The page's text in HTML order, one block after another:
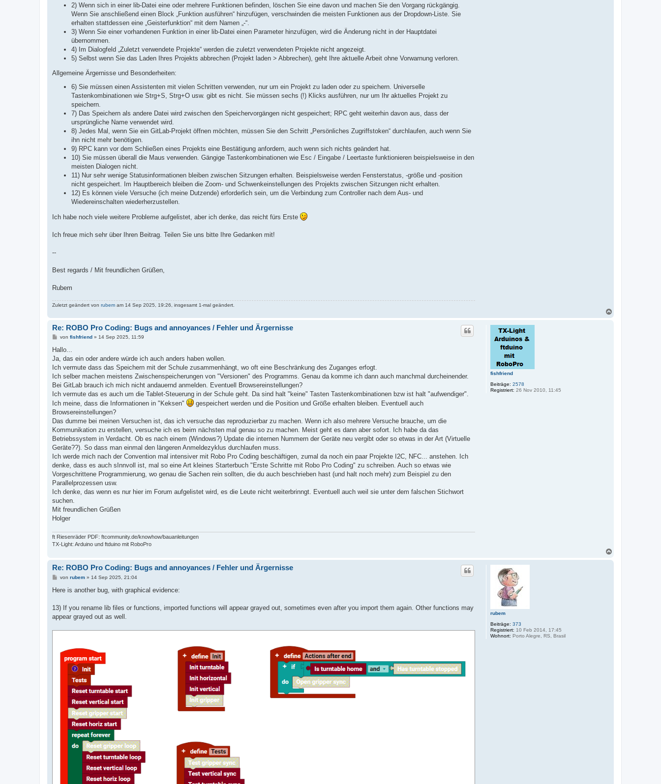
2) Wenn sich in einer lib-Datei eine oder mehrere Funktionen befinden, löschen Sie eine davon und machen Sie den Vorgang rückgängig.
Wenn Sie anschließend einen Block „Funktion ausführen“ hinzufügen, verschwinden die meisten Funktionen aus der Dropdown-Liste. Sie
erhalten stattdessen eine „Geisterfunktion“ mit dem Namen „-“.
3) Wenn Sie einer vorhandenen Funktion in einer lib-Datei einen Parameter hinzufügen, wird die Änderung nicht in der Hauptdatei
übernommen.
4) Im Dialogfeld „Zuletzt verwendete Projekte“ werden die zuletzt verwendeten Projekte nicht angezeigt.
5) Selbst wenn Sie das Laden Ihres Projekts abbrechen (Projekt laden > Abbrechen), geht Ihre aktuelle Arbeit ohne Vorwarnung verloren.
Allgemeine Ärgernisse und Besonderheiten:
6) Sie müssen einen Assistenten mit vielen Schritten verwenden, nur um ein Projekt zu laden oder zu speichern. Universelle
Tastenkombinationen wie Strg+S, Strg+O usw. gibt es nicht. Sie müssen sechs (!) Klicks ausführen, nur um Ihr aktuelles Projekt zu
speichern.
7) Das Speichern als andere Datei wird zwischen den Speichervorgängen nicht gespeichert; RPC geht weiterhin davon aus, dass der
ursprüngliche Name verwendet wird.
8) Jedes Mal, wenn Sie ein GitLab-Projekt öffnen möchten, müssen Sie den Schritt „Persönliches Zugriffstoken“ durchlaufen, auch wenn Sie
ihn nicht mehr benötigen.
9) RPC kann vor dem Schließen eines Projekts eine Bestätigung anfordern, auch wenn sich nichts geändert hat.
10) Sie müssen überall die Maus verwenden. Gängige Tastenkombinationen wie Esc / Eingabe / Leertaste funktionieren beispielsweise in den
meisten Dialogen nicht.
11) Nur sehr wenige Statusinformationen bleiben zwischen Sitzungen erhalten. Beispielsweise werden Fensterstatus, -größe und -position
nicht gespeichert. Im Hauptbereich bleiben die Zoom- und Schwenkeinstellungen des Projekts zwischen Sitzungen nicht erhalten.
12) Es können viele Versuche (ich meine Dutzende) erforderlich sein, um die Verbindung zum Controller nach dem Aus- und
Wiedereinschalten wiederherzustellen.
Ich habe noch viele weitere Probleme aufgelistet, aber ich denke, das reicht fürs Erste
Ich freue mich sehr über Ihren Beitrag. Teilen Sie uns bitte Ihre Gedanken mit!
--
Best regards / Mit freundlichen Grüßen,
Rubem
Zuletzt geändert von rubem am 14 Sep 2025, 19:26, insgesamt 1-mal geändert.
fishfriend
Beiträge: 2578
Registriert: 26 Nov 2010, 11:45
Re: ROBO Pro Coding: Bugs and annoyances / Fehler und Ärgernisse
B
i
r
a
von fishfriend » 14 Sep 2025, 11:59
Hallo...
Ja, das ein oder andere würde ich auch anders haben wollen.
Ich vermute dass das Speichern mit der Schule zusammenhängt, wo oft eine Beschränkung des Zuganges erfogt.
Ich selber machen meistens Zwischenspeicherungen von "Versionen" des Programms. Genau da komme ich dann auch manchmal durcheinender.
Bei GitLab brauch ich mich nicht andauernd anmelden. Eventuell Browsereinstellungen?
Ich vermute das es auch um die Tablet-Steuerung in der Schule geht. Da sind halt "keine" Tasten Tastenkombinationen bzw ist halt "aufwendiger".
Ich meine, dass die Informationen in "Keksen"
gespeichert werden und die Position und Größe erhalten bleiben. Eventuell auch
Browsereinstellungen?
Das dumme bei meinen Versuchen ist, das ich versuche das reproduzierbar zu machen. Wenn ich also mehrere Versuche brauche, um die
Kommunikation zu erstellen, versuche ich es beim nächsten mal genau so zu machen. Meist geht es dann aber sofort. Ich habe da das
Betriebssystem in Verdacht. Ob es nach einem (Windows?) Update die internen Nummern der Geräte neu vergibt oder so etwas in der Art (Virtuelle
Geräte??). So dass man einmal den längeren Anmeldezyklus durchlaufen muss.
Ich werde mich nach der Convention mal intensiver mit Robo Pro Coding beschäftigen, zumal da noch ein paar Projekte I2C, NFC... anstehen. Ich
denke, dass es auch sInnvoll ist, mal so eine Art kleines Starterbuch "Erste Schritte mit Robo Pro Coding" zu schreiben. Auch so etwas wie
Vorgeschrittene Programmierung, wo genau die Sachen rein sollten, die du auch beschrieben hast (und halt noch mehr) zum Beispiel zu den
Parallelprozessen usw.
Ich denke, das wenn es nur hier im Forum aufgelistet wird, es die Leute nicht weiterbrinngt. Eventuell auch weil sie unter dem falschen Stichwort
suchen.
Mit freundlichen Grüßen
Holger
ft Riesenräder PDF: ftcommunity.de/knowhow/bauanleitungen
TX-Light: Arduino und ftduino mit RoboPro
rubem
Beiträge: 373
Registriert: 10 Feb 2014, 17:45
Wohnort: Porto Alegre, RS, Brasil
Re: ROBO Pro Coding: Bugs and annoyances / Fehler und Ärgernisse
B
i
a
g
von rubem» 14 Sep 2025, 21:04
Here is another bug, with graphical evidence:
13) If you rename lib files or functions, imported functions will appear grayed out, sometimes even after you import them again. Other functions may
appear grayed out as well.